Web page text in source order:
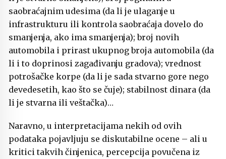
saobraćajnim udesima (da li je ulaganje u
infrastrukturu ili kontrola saobraćaja dovelo do
smanjenja, ako ima smanjenja); broj novih
automobila i prirast ukupnog broja automobila (da
li i to doprinosi zagađivanju gradova); vrednost
potrošačke korpe (da li je sada stvarno gore nego
devedesetih, kao što se čuje); stabilnost dinara (da
li je stvarna ili veštačka)…
Naravno, u interpretacijama nekih od ovih
podataka pojavljuju se diskutabilne ocene – ali u
kritici takvih činjenica, percepcija povučena iz